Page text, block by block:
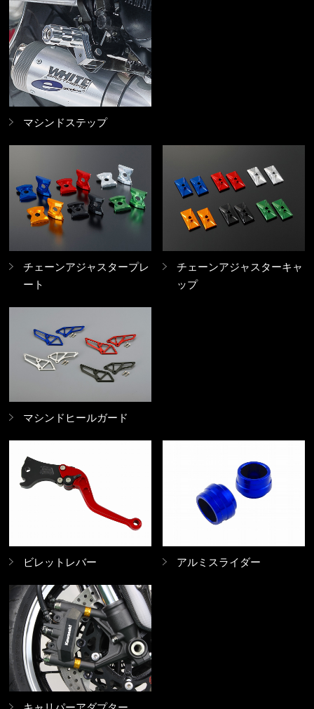
マシンドステップ
チェーンアジャスタープレ
ート
チェーンアジャスターキャ
ップ
マシンドヒールガード
ビレットレバー アルミスライダー